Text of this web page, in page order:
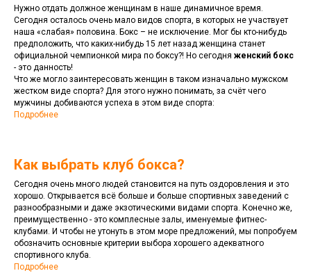
Нужно отдать должное женщинам в наше динамичное время.
Сегодня осталось очень мало видов спорта, в которых не участвует
наша «слабая» половина. Бокс – не исключение. Мог бы кто-нибудь
предположить, что каких-нибудь 15 лет назад женщина станет
официальной чемпионкой мира по боксу?! Но сегодня женский бокс
- это данность!
Что же могло заинтересовать женщин в таком изначально мужском
жестком виде спорта? Для этого нужно понимать, за счёт чего
мужчины добиваются успеха в этом виде спорта:
Подробнее
Как выбрать клуб бокса?
Сегодня очень много людей становится на путь оздоровления и это
хорошо. Открывается всё больше и больше спортивных заведений c
разнообразными и даже экзотическими видами спорта. Конечно же,
преимущественно - это комплесные залы, именуемые фитнес-
клубами. И чтобы не утонуть в этом море предложений, мы попробуем
обозначить основные критерии выбора хорошего адекватного
спортивного клуба.
Подробнее